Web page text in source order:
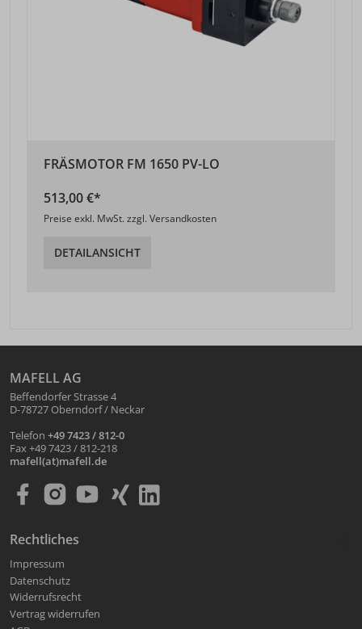
FRÄSMOTOR FM 1650 PV-LO
513,00 €*
Preise exkl. MwSt. zzgl. Versandkosten
DETAILANSICHT
MAFELL AG
Beffendorfer Strasse 4
D-78727 Oberndorf / Neckar
Telefon +49 7423 / 812-0
Fax +49 7423 / 812-218
mafell(at)mafell.de
Rechtliches
Impressum
Datenschutz
Widerrufsrecht
Vertrag widerrufen